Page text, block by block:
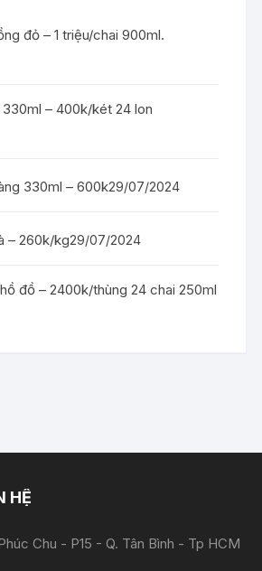
đỏ – 1 triệu/chai 900ml.
– 400k/két 24 lon
330ml – 600k29/07/2024
– 260k/kg29/07/2024
đồ – 2400k/thùng 24 chai 250ml
HỆ
Chu - P15 - Q. Tân Bình - Tp HCM